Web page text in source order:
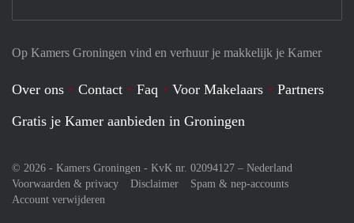
Op Kamers Groningen vind en verhuur je makkelijk je Kamer
Over ons Contact Faq Voor Makelaars
Partners
Gratis je Kamer aanbieden in Groningen
© 2026 - Kamers Groningen - KvK nr. 02094127 – Nederland
Voorwaarden & privacy
Disclaimer
Spam & nep-accounts
Account verwijderen